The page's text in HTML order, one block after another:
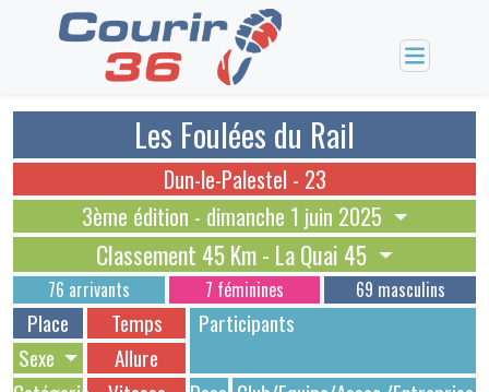
Les Foulées du Rail
3ème édition - dimanche 1 juin 2025
Dun-le-Palestel - 23
Classement 45 Km - La Quai 45
76 arrivants 7 féminines 69 masculins
Place Temps
Participants
Allure
Sexe